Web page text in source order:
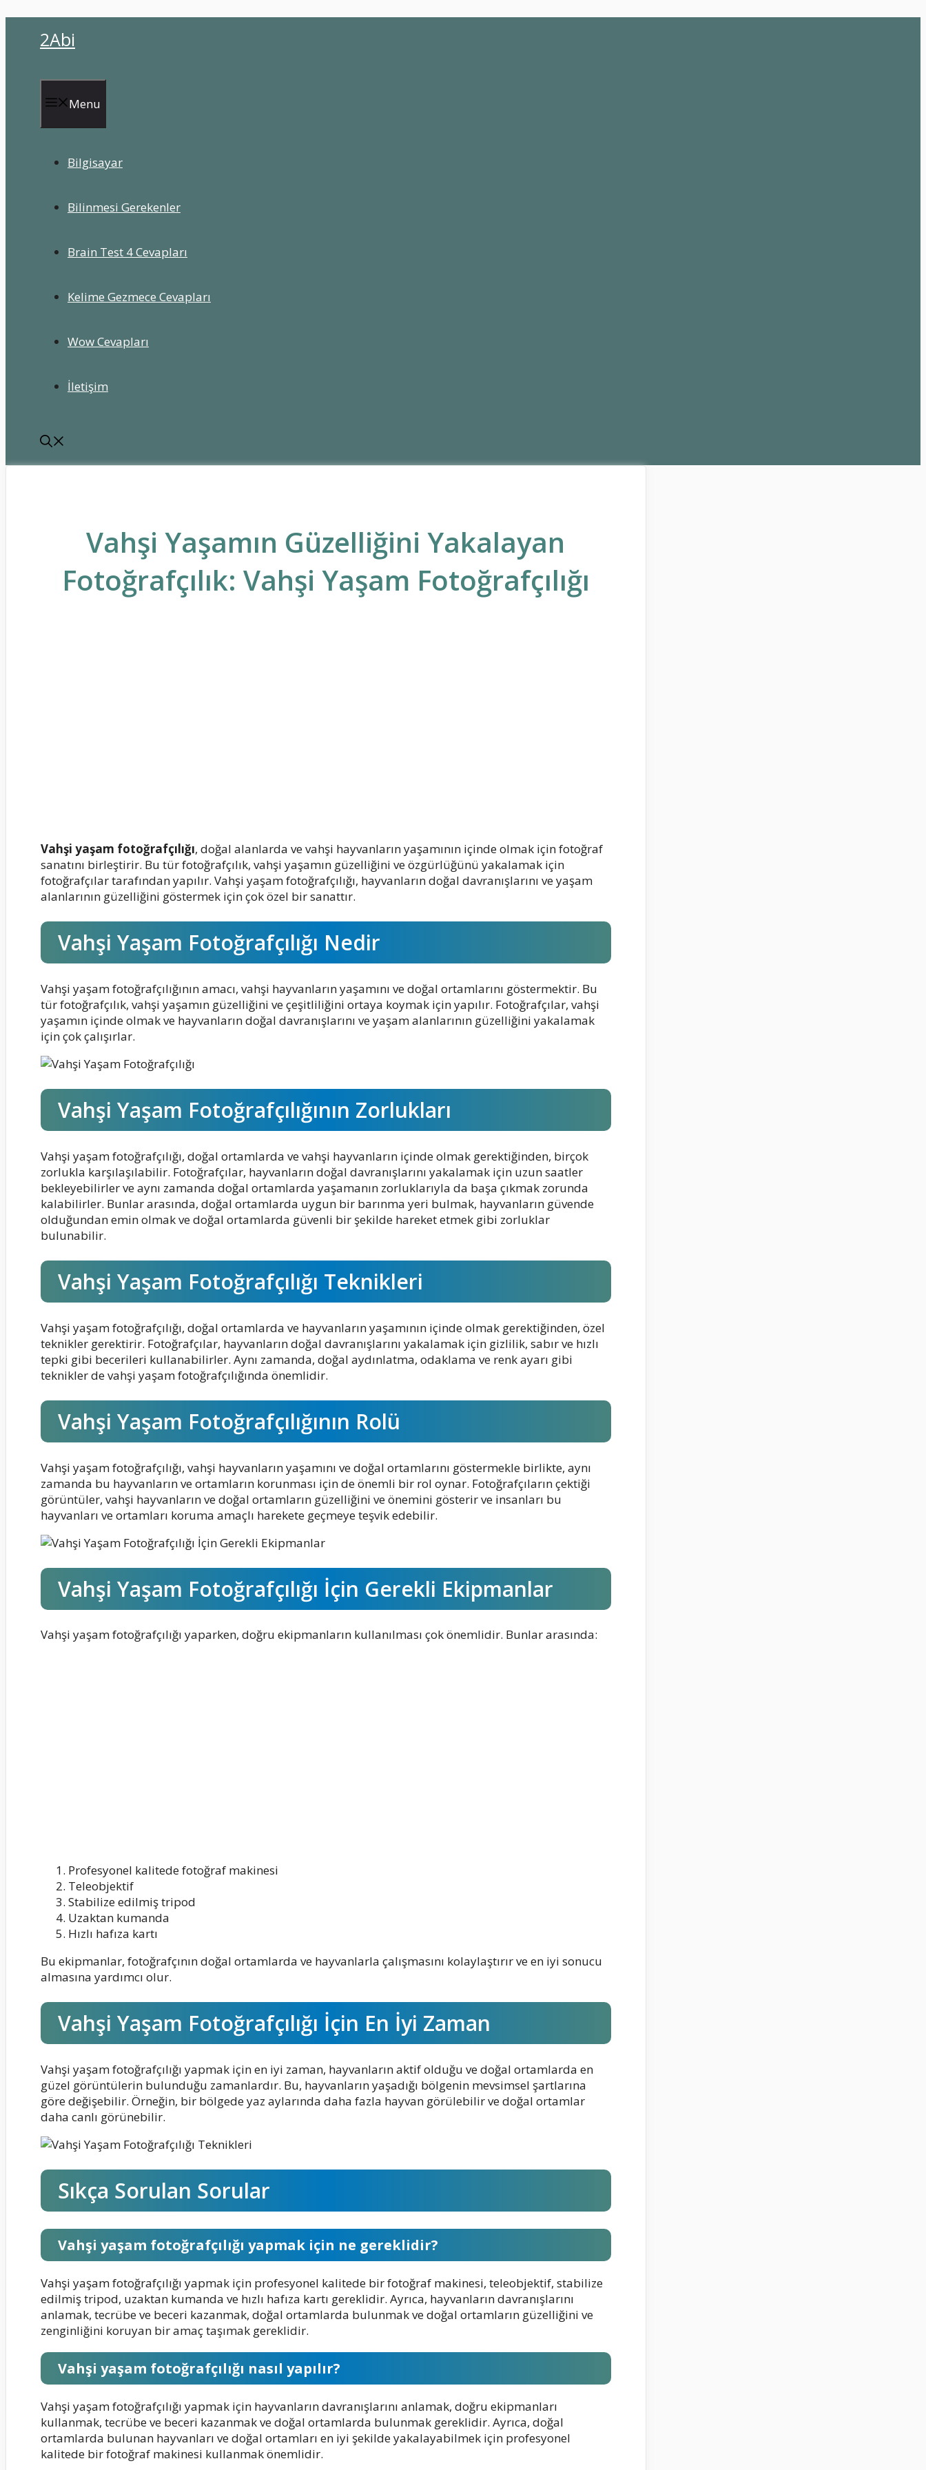
2Abi
Menu
Bilgisayar
Bilinmesi Gerekenler
Brain Test 4 Cevapları
Kelime Gezmece Cevapları
Wow Cevapları
İletişim
Vahşi Yaşamın Güzelliğini Yakalayan
Fotoğrafçılık: Vahşi Yaşam Fotoğrafçılığı
Vahşi yaşam fotoğrafçılığı, doğal alanlarda ve vahşi hayvanların yaşamının içinde olmak için fotoğraf
sanatını birleştirir. Bu tür fotoğrafçılık, vahşi yaşamın güzelliğini ve özgürlüğünü yakalamak için
fotoğrafçılar tarafından yapılır. Vahşi yaşam fotoğrafçılığı, hayvanların doğal davranışlarını ve yaşam
alanlarının güzelliğini göstermek için çok özel bir sanattır.
Vahşi Yaşam Fotoğrafçılığı Nedir
Vahşi yaşam fotoğrafçılığının amacı, vahşi hayvanların yaşamını ve doğal ortamlarını göstermektir. Bu
tür fotoğrafçılık, vahşi yaşamın güzelliğini ve çeşitliliğini ortaya koymak için yapılır. Fotoğrafçılar, vahşi
yaşamın içinde olmak ve hayvanların doğal davranışlarını ve yaşam alanlarının güzelliğini yakalamak
için çok çalışırlar.
Vahşi Yaşam Fotoğrafçılığının Zorlukları
Vahşi yaşam fotoğrafçılığı, doğal ortamlarda ve vahşi hayvanların içinde olmak gerektiğinden, birçok
zorlukla karşılaşılabilir. Fotoğrafçılar, hayvanların doğal davranışlarını yakalamak için uzun saatler
bekleyebilirler ve aynı zamanda doğal ortamlarda yaşamanın zorluklarıyla da başa çıkmak zorunda
kalabilirler. Bunlar arasında, doğal ortamlarda uygun bir barınma yeri bulmak, hayvanların güvende
olduğundan emin olmak ve doğal ortamlarda güvenli bir şekilde hareket etmek gibi zorluklar
bulunabilir.
Vahşi Yaşam Fotoğrafçılığı Teknikleri
Vahşi yaşam fotoğrafçılığı, doğal ortamlarda ve hayvanların yaşamının içinde olmak gerektiğinden, özel
teknikler gerektirir. Fotoğrafçılar, hayvanların doğal davranışlarını yakalamak için gizlilik, sabır ve hızlı
tepki gibi becerileri kullanabilirler. Aynı zamanda, doğal aydınlatma, odaklama ve renk ayarı gibi
teknikler de vahşi yaşam fotoğrafçılığında önemlidir.
Vahşi Yaşam Fotoğrafçılığının Rolü
Vahşi yaşam fotoğrafçılığı, vahşi hayvanların yaşamını ve doğal ortamlarını göstermekle birlikte, aynı
zamanda bu hayvanların ve ortamların korunması için de önemli bir rol oynar. Fotoğrafçıların çektiği
görüntüler, vahşi hayvanların ve doğal ortamların güzelliğini ve önemini gösterir ve insanları bu
hayvanları ve ortamları koruma amaçlı harekete geçmeye teşvik edebilir.
Vahşi Yaşam Fotoğrafçılığı İçin Gerekli Ekipmanlar
Vahşi yaşam fotoğrafçılığı yaparken, doğru ekipmanların kullanılması çok önemlidir. Bunlar arasında:
Profesyonel kalitede fotoğraf makinesi
Teleobjektif
Stabilize edilmiş tripod
Uzaktan kumanda
Hızlı hafıza kartı
Bu ekipmanlar, fotoğrafçının doğal ortamlarda ve hayvanlarla çalışmasını kolaylaştırır ve en iyi sonucu
almasına yardımcı olur.
Vahşi Yaşam Fotoğrafçılığı İçin En İyi Zaman
Vahşi yaşam fotoğrafçılığı yapmak için en iyi zaman, hayvanların aktif olduğu ve doğal ortamlarda en
güzel görüntülerin bulunduğu zamanlardır. Bu, hayvanların yaşadığı bölgenin mevsimsel şartlarına
göre değişebilir. Örneğin, bir bölgede yaz aylarında daha fazla hayvan görülebilir ve doğal ortamlar
daha canlı görünebilir.
Sıkça Sorulan Sorular
Vahşi yaşam fotoğrafçılığı yapmak için ne gereklidir?
Vahşi yaşam fotoğrafçılığı yapmak için profesyonel kalitede bir fotoğraf makinesi, teleobjektif, stabilize
edilmiş tripod, uzaktan kumanda ve hızlı hafıza kartı gereklidir. Ayrıca, hayvanların davranışlarını
anlamak, tecrübe ve beceri kazanmak, doğal ortamlarda bulunmak ve doğal ortamların güzelliğini ve
zenginliğini koruyan bir amaç taşımak gereklidir.
Vahşi yaşam fotoğrafçılığı nasıl yapılır?
Vahşi yaşam fotoğrafçılığı yapmak için hayvanların davranışlarını anlamak, doğru ekipmanları
kullanmak, tecrübe ve beceri kazanmak ve doğal ortamlarda bulunmak gereklidir. Ayrıca, doğal
ortamlarda bulunan hayvanları ve doğal ortamları en iyi şekilde yakalayabilmek için profesyonel
kalitede bir fotoğraf makinesi kullanmak önemlidir.